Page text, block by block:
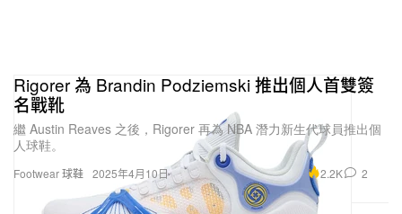
Footwear 球鞋
Rigorer 為 Brandin Podziemski 推出個人首雙簽
名戰靴
繼 Austin Reaves 之後，Rigorer 再為 NBA 潛力新生代球員推出個
人球鞋。
2025年4月10日 2.2K 2